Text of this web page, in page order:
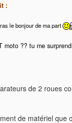
:
le bonjour de ma part
moto ?? tu me
de 2 roues
de matériel que